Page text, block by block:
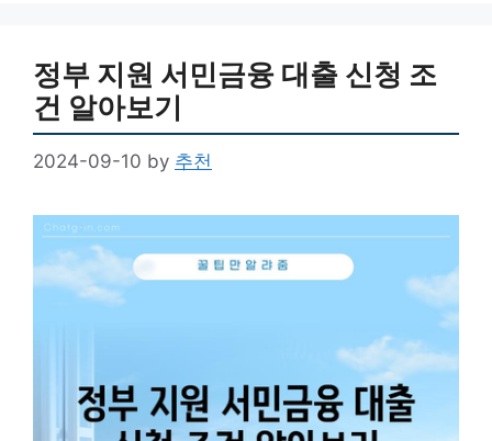
정부 지원 서민금융 대출 신청 조
건 알아보기
2024-09-10 by 추천